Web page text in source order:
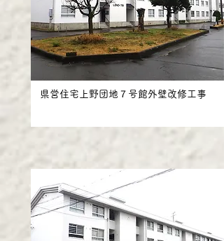
県営住宅上野団地７号館外壁改修工事